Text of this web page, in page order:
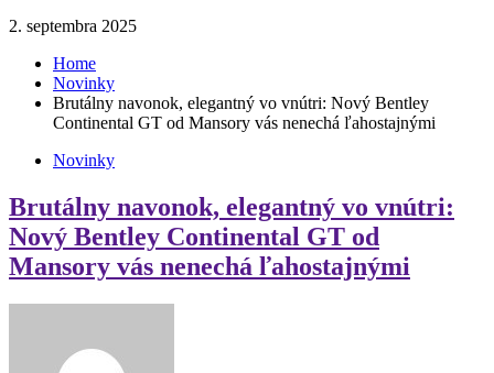
2. septembra 2025
Home
Novinky
Brutálny navonok, elegantný vo vnútri: Nový Bentley
Continental GT od Mansory vás nenechá ľahostajnými
Novinky
Brutálny navonok, elegantný vo vnútri:
Nový Bentley Continental GT od
Mansory vás nenechá ľahostajnými